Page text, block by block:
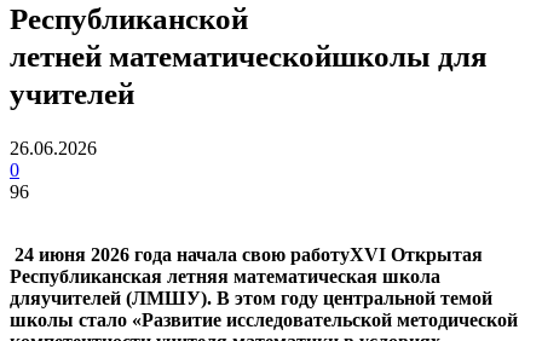
Республиканской
летней математическойшколы для
учителей
26.06.2026
0
96
24 июня 2026 года начала свою работуXVI Открытая
Республиканская летняя математическая школа
дляучителей (ЛМШУ). В этом году центральной темой
школы стало «Развитие исследовательской методической